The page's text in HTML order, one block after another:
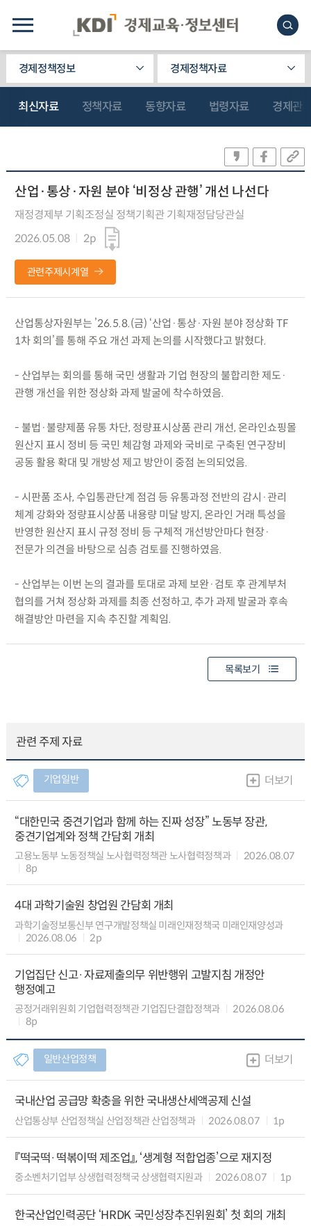
경제정책정보 경제정책자료
최신자료 정책자료 동향자료 법령자료 경제관
산업·통상·자원 분야 ‘비정상 관행’ 개선 나선다
재정경제부 기획조정실 정책기획관 기획재정담당관실
2026.05.08
2p
관련주제시계열
산업통상자원부는 ’26.5.8.(금) ‘산업·통상·자원 분야 정상화 TF
1차 회의’를 통해 주요 개선 과제 논의를 시작했다고 밝혔다.
- 산업부는 회의를 통해 국민 생활과 기업 현장의 불합리한 제도·
관행 개선을 위한 정상화 과제 발굴에 착수하였음.
- 불법·불량제품 유통 차단, 정량표시상품 관리 개선, 온라인쇼핑몰
원산지 표시 정비 등 국민 체감형 과제와 국비로 구축된 연구장비
공동 활용 확대 및 개방성 제고 방안이 중점 논의되었음.
- 시판품 조사, 수입통관단계 점검 등 유통과정 전반의 감시·관리
체계 강화와 정량표시상품 내용량 미달 방지, 온라인 거래 특성을
반영한 원산지 표시 규정 정비 등 구체적 개선방안마다 현장·
전문가 의견을 바탕으로 심층 검토를 진행하였음.
- 산업부는 이번 논의 결과를 토대로 과제 보완·검토 후 관계부처
협의를 거쳐 정상화 과제를 최종 선정하고, 추가 과제 발굴과 후속
해결방안 마련을 지속 추진할 계획임.
목록보기
관련 주제 자료
기업일반 더보기
“대한민국 중견기업과 함께 하는 진짜 성장” 노동부 장관,
중견기업계와 정책 간담회 개최
고용노동부 노동정책실 노사협력정책관 노사협력정책과
2026.08.07
8p
4대 과학기술원 창업원 간담회 개최
과학기술정보통신부 연구개발정책실 미래인재정책국 미래인재양성과
2026.08.06
2p
기업집단 신고·자료제출의무 위반행위 고발지침 개정안
행정예고
공정거래위원회 기업협력정책관 기업집단결합정책과
2026.08.06
8p
일반산업정책 더보기
국내산업 공급망 확충을 위한 국내생산세액공제 신설
산업통상부 산업정책실 산업정책관 산업정책과 2026.08.07 1p
『떡국떡·떡볶이떡 제조업』, ‘생계형 적합업종’으로 재지정
중소벤처기업부 상생협력정책국 상생협력지원과 2026.08.07 1p
한국산업인력공단 ‘HRDK 국민성장추진위원회’ 첫 회의 개최